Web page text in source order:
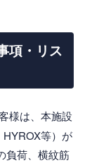
項・リス
様は、本施設
等）が
負荷、横紋筋